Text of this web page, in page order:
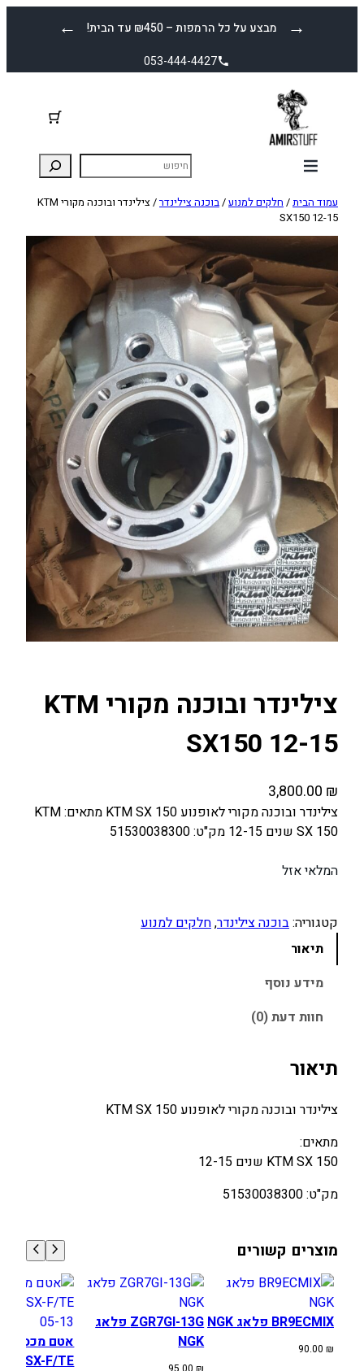
← מבצע על כל הרמפות – ₪450 עד הבית! →
053-444-4427
עמוד הבית/ חלקים למנוע/בוכנה צילינדר
/ צילינדר ובוכנה מקורי KTM
SX150 12-15
צילינדר ובוכנה מקורי KTM
SX150 12-15
3,800.00 ₪
צילינדר ובוכנה מקורי לאופנוע KTM SX 150 מתאים: KTM
SX 150 שנים 12-15 מק"ט: 51530038300
המלאי אזל
קטגוריה:בוכנה צילינדר, חלקים למנוע
תיאור
מידע נוסף
חוות דעת (0)
תיאור
צילינדר ובוכנה מקורי לאופנוע KTM SX 150
מתאים:
KTM SX 150 שנים 12-15
מק"ט: 51530038300
מוצרים קשורים
BR9ECMIX פלאג NGK
90.00 ₪
ZGR7GI-13G פלאג
NGK
אטם מכסה
SX-F/TE